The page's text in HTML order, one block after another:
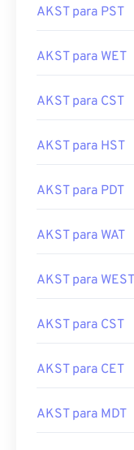
AKST para PST
AKST para WET
AKST para CST
AKST para HST
AKST para PDT
AKST para WAT
AKST para WEST
AKST para CST
AKST para CET
AKST para MDT